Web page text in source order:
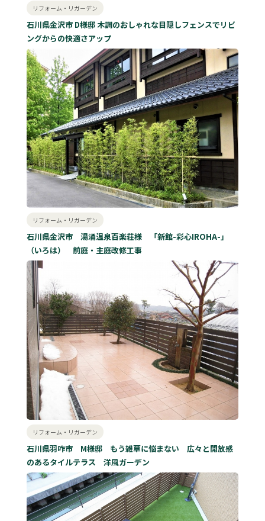
リフォーム・リガーデン
石川県金沢市 D様邸 木調のおしゃれな目隠しフェンスでリビ
ングからの快適さアップ
リフォーム・リガーデン
石川県金沢市 湯涌温泉百楽荘様 「新館-彩心IROHA-」
（いろは） 前庭・主庭改修工事
リフォーム・リガーデン
石川県羽咋市 M様邸 もう雑草に悩まない 広々と開放感
のあるタイルテラス 洋風ガーデン